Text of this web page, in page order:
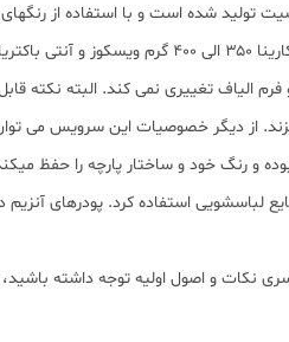
شده است و با استفاده از رنگهای
بخشیده است. الیاف به کار رفته در
الیاف تغییری نمی کند. البته نکته
از دیگر ﺧﺼﻮﺻﯿﺎت این سرویس می
رنگ خود و ساختار پارچه را حفظ
لباسشویی استفاده کرد. پودرهای
نکات و اصول اولیه توجه داشته